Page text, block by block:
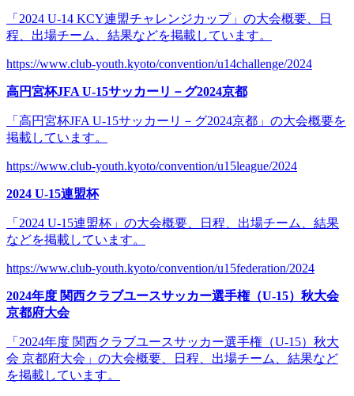
「2024 U-14 KCY連盟チャレンジカップ」の大会概要、日
程、出場チーム、結果などを掲載しています。
https://www.club-youth.kyoto/convention/u14challenge/2024
高円宮杯JFA U-15サッカーリ－グ2024京都
「高円宮杯JFA U-15サッカーリ－グ2024京都」の大会概要を
掲載しています。
https://www.club-youth.kyoto/convention/u15league/2024
2024 U-15連盟杯
「2024 U-15連盟杯」の大会概要、日程、出場チーム、結果
などを掲載しています。
https://www.club-youth.kyoto/convention/u15federation/2024
2024年度 関西クラブユースサッカー選手権（U-15）秋大会
京都府大会
「2024年度 関西クラブユースサッカー選手権（U-15）秋大
会 京都府大会」の大会概要、日程、出場チーム、結果など
を掲載しています。